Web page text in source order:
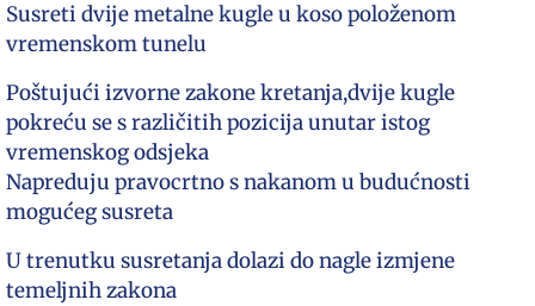
Susreti dvije metalne kugle u koso položenom
vremenskom tunelu
Poštujući izvorne zakone kretanja,dvije kugle
pokreću se s različitih pozicija unutar istog
vremenskog odsjeka
Napreduju pravocrtno s nakanom u budućnosti
mogućeg susreta
U trenutku susretanja dolazi do nagle izmjene
temeljnih zakona